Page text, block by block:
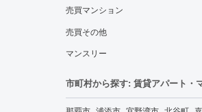
売買マンション
売買その他
マンスリー
市町村から探す: 賃貸アパート・